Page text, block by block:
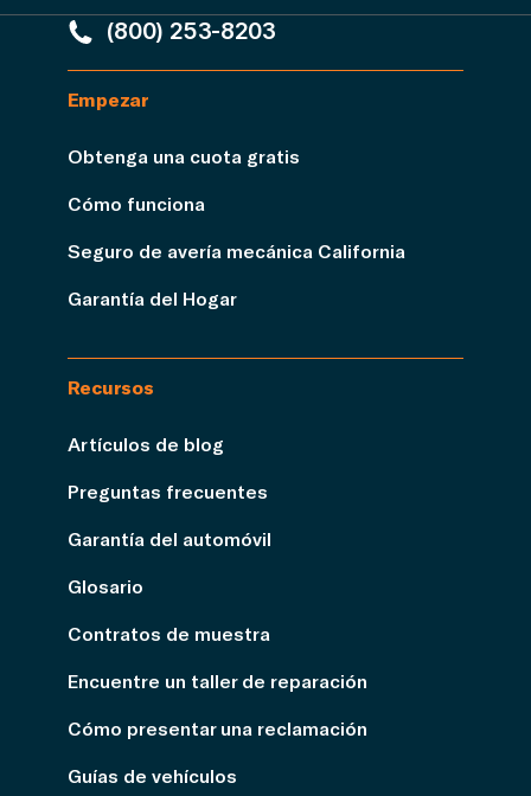
(800) 253-8203
Empezar
Obtenga una cuota gratis
Cómo funciona
Seguro de avería mecánica California
Garantía del Hogar
Recursos
Artículos de blog
Preguntas frecuentes
Garantía del automóvil
Glosario
Contratos de muestra
Encuentre un taller de reparación
Cómo presentar una reclamación
Guías de vehículos